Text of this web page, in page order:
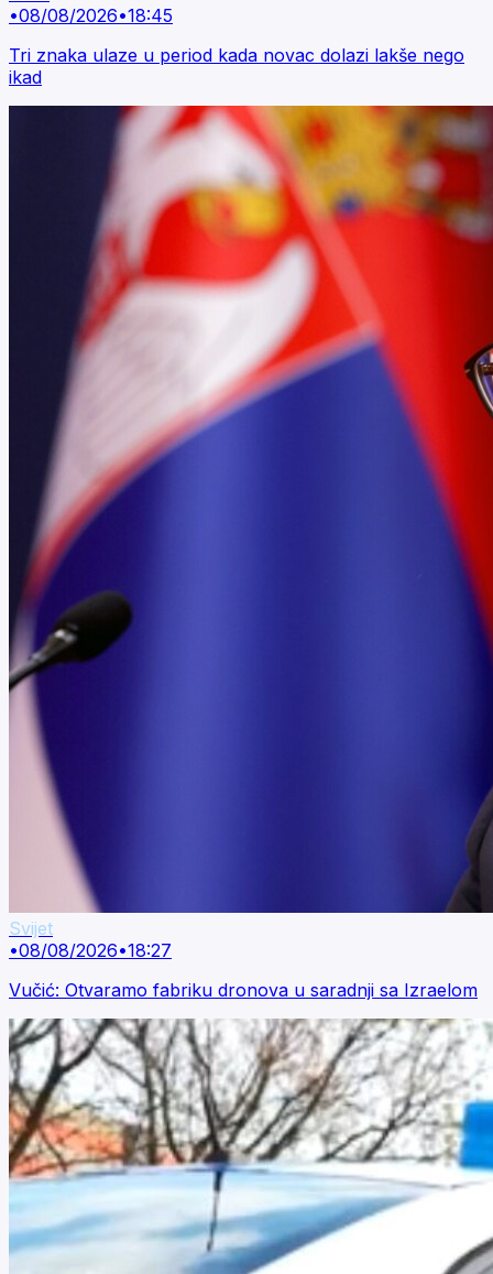
•08/08/2026•18:45
Tri znaka ulaze u period kada novac dolazi lakše nego
ikad
Svijet
•08/08/2026•18:27
Vučić: Otvaramo fabriku dronova u saradnji sa Izraelom